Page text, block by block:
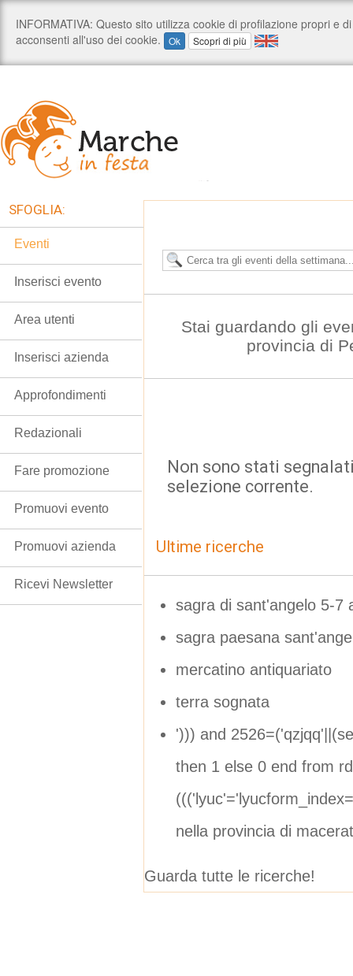
Stai guardando gli
provincia di
Non sono stati
selezione corrente.
Ultime ricerche
sagra di sant'angelo 5-7
sagra paesana
mercatino antiquariato
terra sognata
'))) and
then 1 else 0 end from
nella provincia di
Guarda tutte le ricerche!
SFOGLIA:
Eventi
Inserisci evento
Area utenti
Inserisci azienda
Approfondimenti
Redazionali
Fare promozione
Promuovi evento
Promuovi azienda
Ricevi Newsletter